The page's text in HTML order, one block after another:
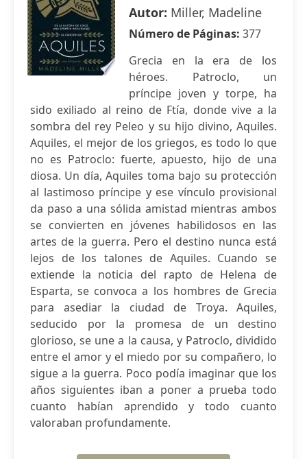
Autor: Miller, Madeline
Número de Páginas: 377
Grecia en la era de los
héroes. Patroclo, un
príncipe joven y torpe, ha
sido exiliado al reino de Ftía, donde vive a la
sombra del rey Peleo y su hijo divino, Aquiles.
Aquiles, el mejor de los griegos, es todo lo que
no es Patroclo: fuerte, apuesto, hijo de una
diosa. Un día, Aquiles toma bajo su protección
al lastimoso príncipe y ese vínculo provisional
da paso a una sólida amistad mientras ambos
se convierten en jóvenes habilidosos en las
artes de la guerra. Pero el destino nunca está
lejos de los talones de Aquiles. Cuando se
extiende la noticia del rapto de Helena de
Esparta, se convoca a los hombres de Grecia
para asediar la ciudad de Troya. Aquiles,
seducido por la promesa de un destino
glorioso, se une a la causa, y Patroclo, dividido
entre el amor y el miedo por su compañero, lo
sigue a la guerra. Poco podía imaginar que los
años siguientes iban a poner a prueba todo
cuanto habían aprendido y todo cuanto
valoraban profundamente.